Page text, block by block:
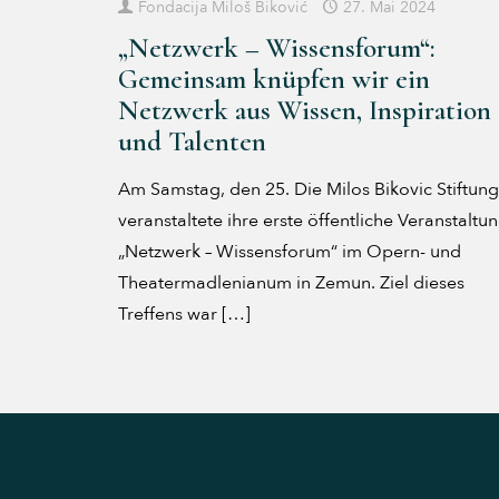
Fondacija Miloš Biković 27. Mai 2024
„Netzwerk – Wissensforum“:
Gemeinsam knüpfen wir ein
Netzwerk aus Wissen, Inspiration
und Talenten
Am Samstag, den 25. Die Milos Bikovic Stiftung
veranstaltete ihre erste öffentliche
„Netzwerk – Wissensforum“ im Opern- und
Theatermadlenianum in Zemun. Ziel dieses
Treffens war[…]